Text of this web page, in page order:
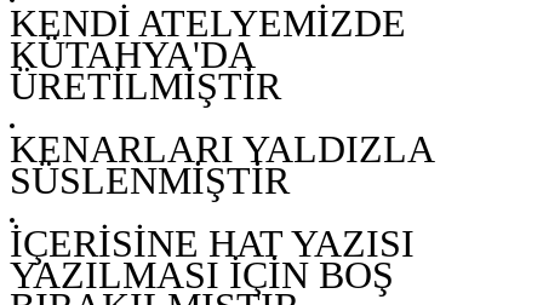
KENDİ ATELYEMİZDE
KÜTAHYA'DA
ÜRETİLMİŞTİR
KENARLARI YALDIZLA
SÜSLENMİŞTİR
İÇERİSİNE HAT YAZISI
YAZILMASI İÇİN BOŞ